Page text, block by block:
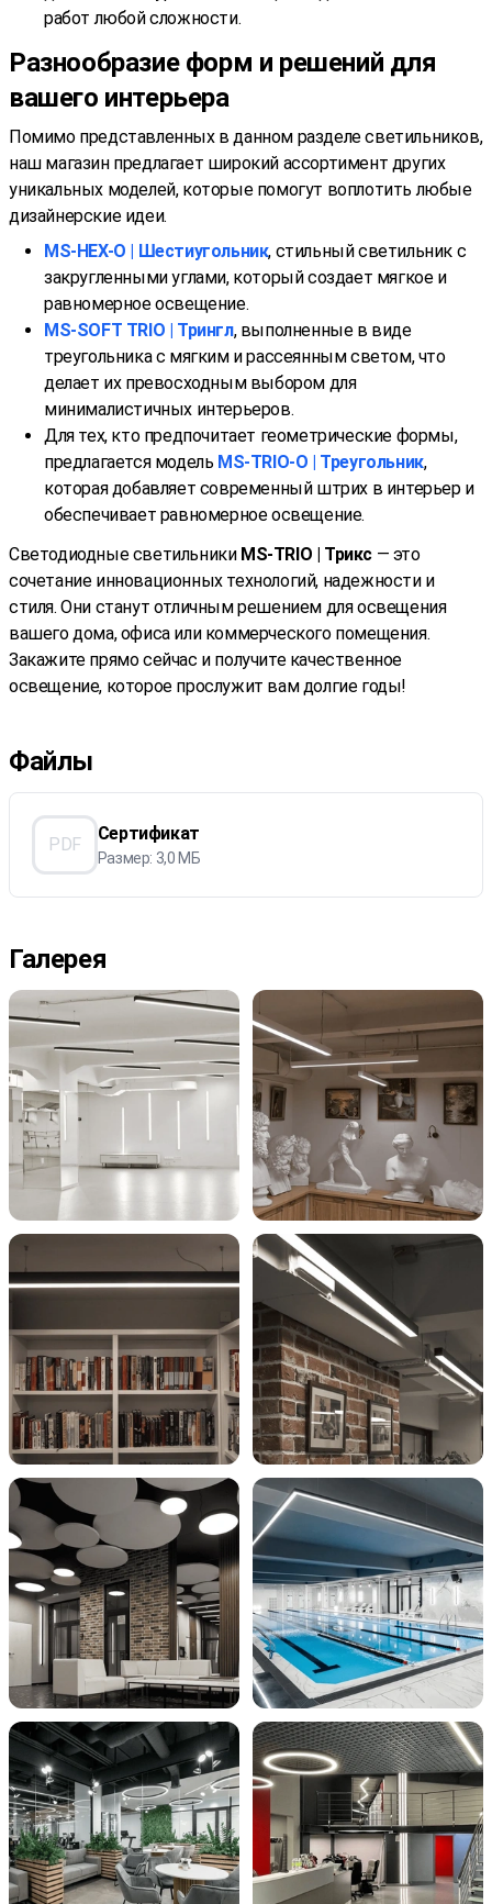
работ любой сложности.
Разнообразие форм и решений для
вашего интерьера
Помимо представленных в данном разделе светильников,
наш магазин предлагает широкий ассортимент других
уникальных моделей, которые помогут воплотить любые
дизайнерские идеи.
MS-HEX-O | Шестиугольник, стильный светильник с
закругленными углами, который создает мягкое и
равномерное освещение.
MS-SOFT TRIO | Трингл, выполненные в виде
треугольника с мягким и рассеянным светом, что
делает их превосходным выбором для
минималистичных интерьеров.
Для тех, кто предпочитает геометрические формы,
предлагается модель MS-TRIO-O | Треугольник,
которая добавляет современный штрих в интерьер и
обеспечивает равномерное освещение.
Светодиодные светильники MS-TRIO | Трикс — это
сочетание инновационных технологий, надежности и
стиля. Они станут отличным решением для освещения
вашего дома, офиса или коммерческого помещения.
Закажите прямо сейчас и получите качественное
освещение, которое прослужит вам долгие годы!
Файлы
PDF
Сертификат
Размер: 3,0 МБ
Галерея